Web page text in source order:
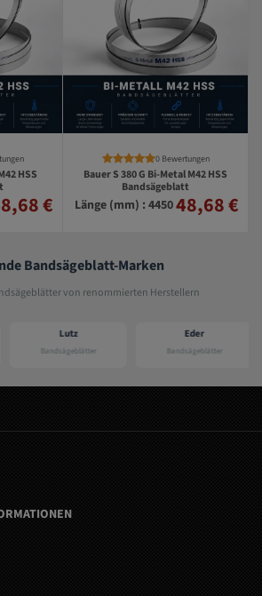
HSS
€
0 Bewertungen
Bauer S 380 G Bi-Metal M42 HSS
Bandsägeblatt
Länge (mm) : 445048,68 €
Bandsägeblatt-Marken
von renommierten Herstellern
Lutz
Bandsägeblätter
Eder
Bandsägeblätter